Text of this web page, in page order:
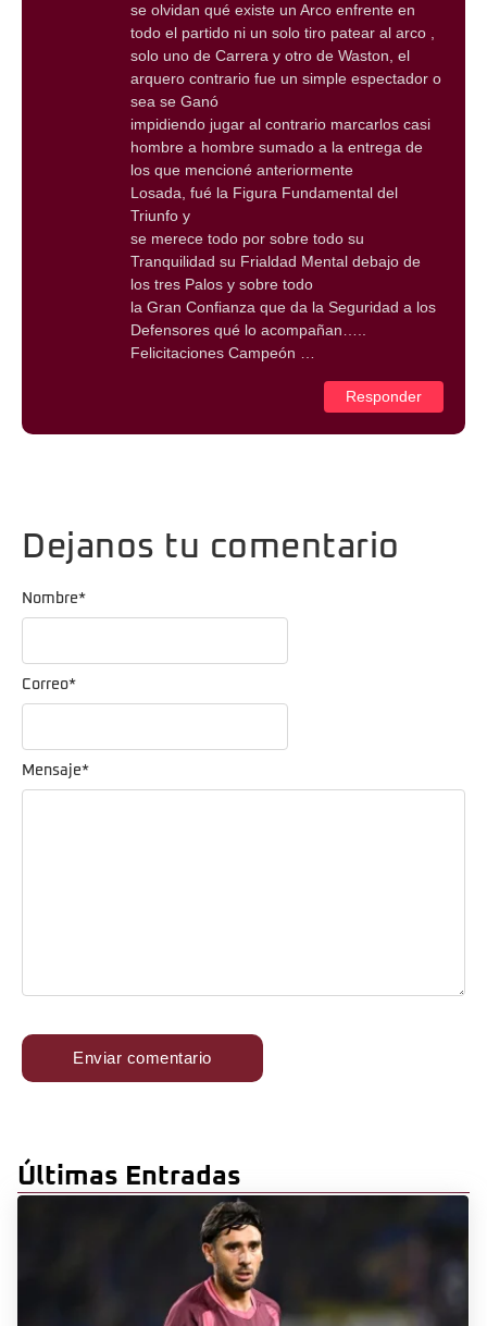
se olvidan qué existe un Arco enfrente en
todo el partido ni un solo tiro patear al arco ,
solo uno de Carrera y otro de Waston, el
arquero contrario fue un simple espectador o
sea se Ganó
impidiendo jugar al contrario marcarlos casi
hombre a hombre sumado a la entrega de
los que mencioné anteriormente
Losada, fué la Figura Fundamental del
Triunfo y
se merece todo por sobre todo su
Tranquilidad su Frialdad Mental debajo de
los tres Palos y sobre todo
la Gran Confianza que da la Seguridad a los
Defensores qué lo acompañan…..
Felicitaciones Campeón …
Responder
Dejanos tu comentario
Mensaje*
Nombre*
Correo*
Últimas Entradas